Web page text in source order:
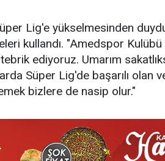
Lig'e yükselmesinden
kullandı. "Amedspor Kulübü
ediyoruz. Umarım
Süper Lig'de başarılı olan
bizlere de nasip olur."